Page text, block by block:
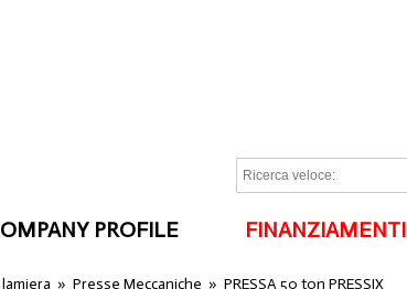
PROFILE FINANZIAMENTI
»Presse Meccaniche »PRESSA 50 ton PRESSIX